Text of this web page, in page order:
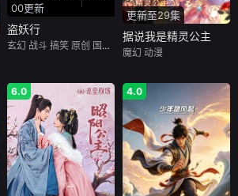
00更新
盗妖行
玄幻 战斗 搞笑 原创 国创（B站）
更新至29集
据说我是精灵公主
魔幻 动漫
6.0 4.0